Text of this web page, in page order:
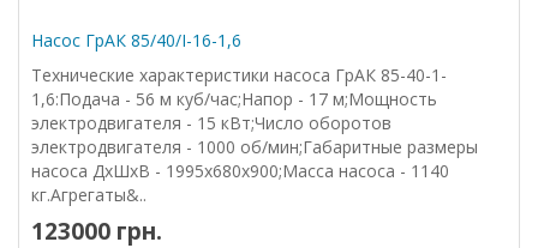
Насос ГрАК 85/40/I-16-1,6
Технические характеристики насоса ГрАК 85-40-1-
1,6:Подача - 56 м куб/час;Напор - 17 м;Мощность
электродвигателя - 15 кВт;Число оборотов
электродвигателя - 1000 об/мин;Габаритные размеры
насоса ДхШхВ - 1995х680х900;Масса насоса - 1140
кг.Агрегаты&..
123000 грн.